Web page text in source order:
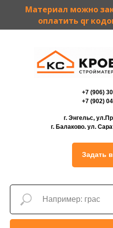
Материал можно
оплатить qr
+7 (906)
+7 (902)
г. Энгельс,
г. Балаково. ул.
Задать